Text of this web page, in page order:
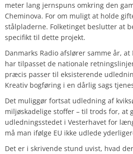
meter lang jernspuns omkring den
Cheminova. For om muligt at holde
stålpladerne. Folketinget beslutter at
specifikt til dette projekt.
Danmarks Radio afslører samme år,
har tilpasset de nationale
præcis passer til eksisterende
Kreativ bogføring i en dårlig sags
Det muliggør fortsat udledning af
miljøskadelige stoffer – til trods for,
udledningsstedet i Vesterhavet for
må man ifølge EU ikke udlede
Det er i skrivende stund uvist, hvad